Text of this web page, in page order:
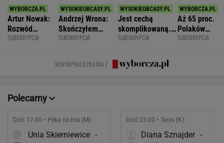
Artur Nowak:
Rozwód
odsłania dużo
współmałżonku
SUBSKRYPCJA
Andrzej Wrona:
Skończyłem
karierę, bo
fajnym mężem i
ojcem
SUBSKRYPCJA
Jest cechą
skomplikowaną.
Sprawia, że silniej
SUBSKRYPCJA
Aż 65 proc.
Polaków
odczuwa
SUBSKRYPCJA
WSPÓŁPRACA PŁATNA Z
Polecamy
Dziś 17:00 • Piłka nożna (M)
Unia Skierniewice -
Dziś 23:00 • Tenis (K)
Diana Sznajder -